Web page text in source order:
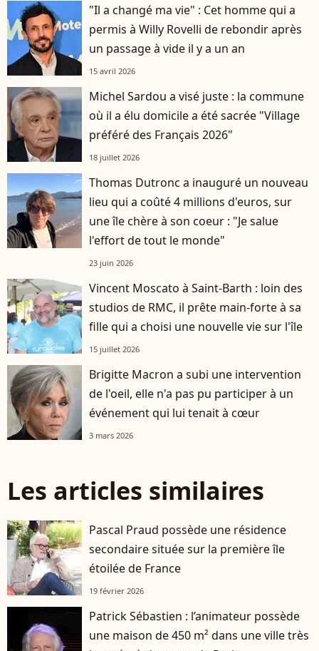
"Il a changé ma vie" : Cet homme qui a
permis à Willy Rovelli de rebondir après
un passage à vide il y a un an
15 avril 2026
Michel Sardou a visé juste : la commune
où il a élu domicile a été sacrée "Village
préféré des Français 2026"
18 juillet 2026
Thomas Dutronc a inauguré un nouveau
lieu qui a coûté 4 millions d'euros, sur
une île chère à son coeur : "Je salue
l'effort de tout le monde"
23 juin 2026
Vincent Moscato à Saint-Barth : loin des
studios de RMC, il prête main-forte à sa
fille qui a choisi une nouvelle vie sur l'île
15 juillet 2026
Brigitte Macron a subi une intervention
de l'oeil, elle n'a pas pu participer à un
événement qui lui tenait à cœur
3 mars 2026
Les articles similaires
Pascal Praud possède une résidence
secondaire située sur la première île
étoilée de France
19 février 2026
Patrick Sébastien : l’animateur possède
une maison de 450 m² dans une ville très